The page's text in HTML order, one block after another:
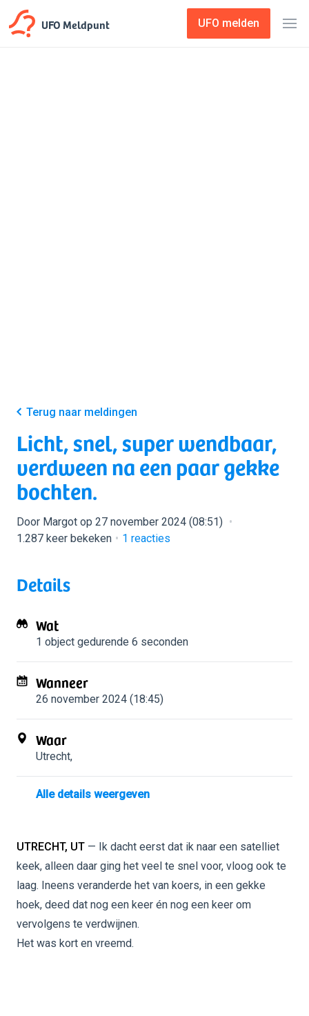
UFO Meldpunt UFO melden
Terug naar meldingen
Licht, snel, super wendbaar,
verdween na een paar gekke
bochten.
Door Margot op 27 november 2024 (08:51)
1.287 keer bekeken
1 reacties
Details
Wat
1 object gedurende 6 seconden
Wanneer
26 november 2024 (18:45)
Waar
Utrecht,
Alle details weergeven
UTRECHT, UT — Ik dacht eerst dat ik naar een satelliet
keek, alleen daar ging het veel te snel voor, vloog ook te
laag. Ineens veranderde het van koers, in een gekke
hoek, deed dat nog een keer én nog een keer om
vervolgens te verdwijnen.
Het was kort en vreemd.